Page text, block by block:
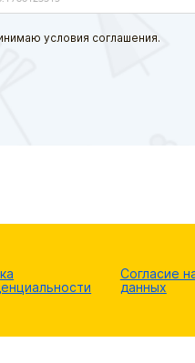
условия соглашения.
Согласие
данных